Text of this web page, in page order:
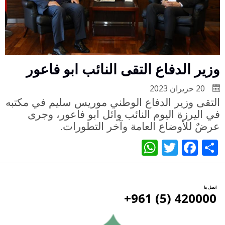
وزير الدفاع التقى النائب ابو فاعور
التقى وزير الدفاع الوطني موريس سليم في مكتبه
في اليرزة اليوم النائب وائل ابو فاعور، وجرى
عرضٌ للأوضاع العامة وآخر التطورات.
Share
Facebook
Twitter
اتصل بنا
420000 (5) 961+